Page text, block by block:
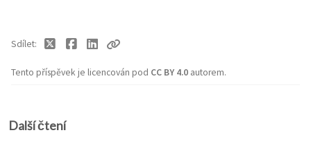
Tento příspěvek je licencován pod CC BY 4.0 autorem.
Sdílet
Další čtení